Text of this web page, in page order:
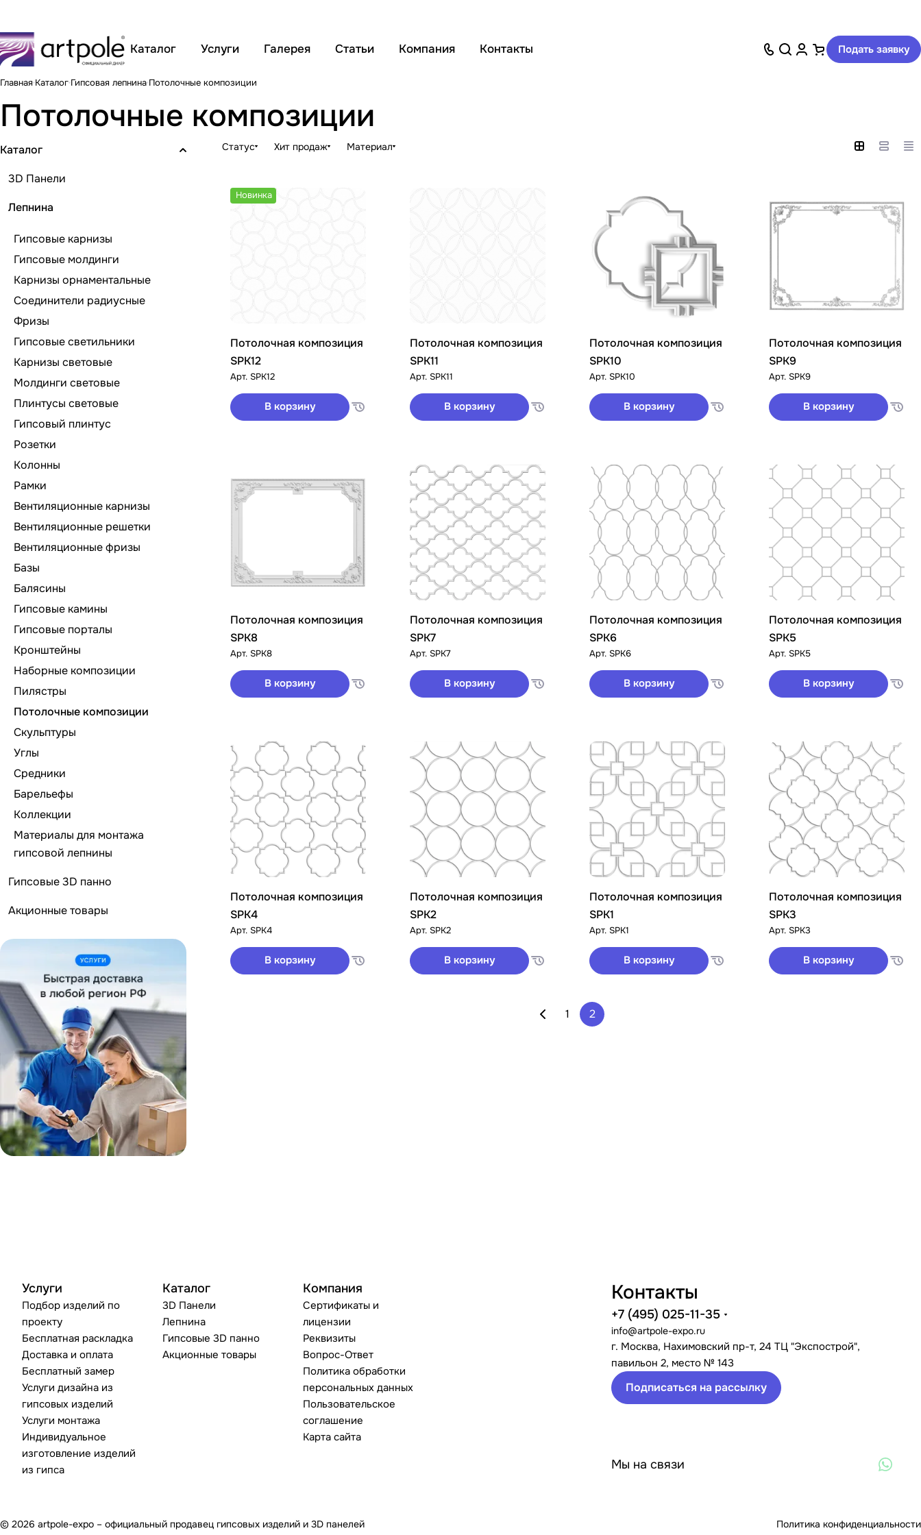
Каталог Услуги Галерея Статьи Компания Контакты Подать заявку
Главная Каталог Гипсовая лепнина Потолочные композиции
Потолочные композиции
Статус Хит продаж Материал
Новинка
Потолочная композиция
SPK12
Арт. SPK12
В корзину
Потолочная композиция
SPK11
Арт. SPK11
В корзину
Потолочная композиция
SPK10
Арт. SPK10
В корзину
Потолочная композиция
SPK9
Арт. SPK9
В корзину
Потолочная композиция
SPK8
Арт. SPK8
В корзину
Потолочная композиция
SPK7
Арт. SPK7
В корзину
Потолочная композиция
SPK6
Арт. SPK6
В корзину
Потолочная композиция
SPK5
Арт. SPK5
В корзину
Потолочная композиция
SPK4
Арт. SPK4
В корзину
Потолочная композиция
SPK2
Арт. SPK2
В корзину
Потолочная композиция
SPK1
Арт. SPK1
В корзину
Потолочная композиция
SPK3
Арт. SPK3
В корзину
1 2
Каталог
3D Панели
Лепнина
Гипсовые карнизы
Гипсовые молдинги
Карнизы орнаментальные
Соединители радиусные
Фризы
Гипсовые светильники
Карнизы световые
Молдинги световые
Плинтусы световые
Гипсовый плинтус
Розетки
Колонны
Рамки
Вентиляционные карнизы
Вентиляционные решетки
Вентиляционные фризы
Базы
Балясины
Гипсовые камины
Гипсовые порталы
Кронштейны
Наборные композиции
Пилястры
Потолочные композиции
Скульптуры
Углы
Средники
Барельефы
Коллекции
Материалы для монтажа
гипсовой лепнины
Гипсовые 3D панно
Акционные товары
Услуги
Подбор изделий по
проекту
Бесплатная раскладка
Доставка и оплата
Бесплатный замер
Услуги дизайна из
гипсовых изделий
Услуги монтажа
Индивидуальное
изготовление изделий
из гипса
Каталог
3D Панели
Лепнина
Гипсовые 3D панно
Акционные товары
Компания
Сертификаты и
лицензии
Реквизиты
Вопрос-Ответ
Политика обработки
персональных данных
Пользовательское
соглашение
Карта сайта
Контакты
+7 (495) 025-11-35
info@artpole-expo.ru
г. Москва, Нахимовский пр-т, 24 ТЦ "Экспострой",
павильон 2, место № 143
Подписаться на рассылку
Мы на связи
© 2026 artpole-expo – официальный продавец гипсовых изделий и 3D панелей Политика конфиденциальности